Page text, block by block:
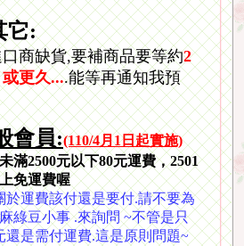
它:
商缺貨,要補商品要等約2
更久....能等再通知我預
會員:(110/4月1日起實施)
滿2500元以下80元運費，2501
免運費喔
於運費該付還是要付.請不要為
綠豆小事 .來詢問 ~不管是只
還是需付運費.這是原則問題~